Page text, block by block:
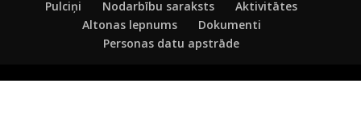
Pulciņi Nodarbību saraksts
Aktivitātes
Altonas lepnums
Dokumenti
Personas datu apstrāde